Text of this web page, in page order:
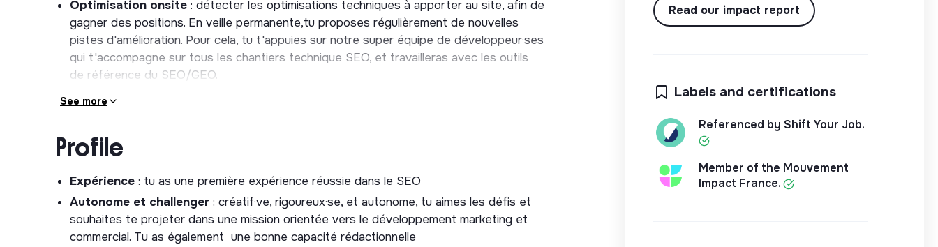
Optimisation onsite : détecter les optimisations techniques à apporter au site, afin de
gagner des positions. En veille permanente,tu proposes régulièrement de nouvelles
pistes d'amélioration. Pour cela, tu t'appuies sur notre super équipe de développeur·ses
qui t'accompagne sur tous les chantiers technique SEO, et travailleras avec les outils
de référence du SEO/GEO.
Stratégie de contenu SEO & GEO
aussi d'adapter nos contenus pour être découvrables et précis sur les moteurs
Netlinking & Autorité : conscient·e de l'importance du netlinking pour le SEO, tu saisis
la moindre occasion pour obtenir des backlinks de qualité. Tu animes cette stratégie,
accompagnes l'équipe dans l'atteinte de ses objectifs, et fais preuve d'une vision à la
fois pragmatique et créative.
See more
Profile
Expérience : tu as une première expérience réussie dans le SEO
Autonome et challenger : créatif·ve, rigoureux·se, et autonome, tu aimes les défis et
souhaites te projeter dans une mission orientée vers le développement marketing et
commercial. Tu as également une bonne capacité rédactionnelle
Read our impact report
Labels and certifications
Referenced by Shift Your Job.
Member of the Mouvement
Impact France.